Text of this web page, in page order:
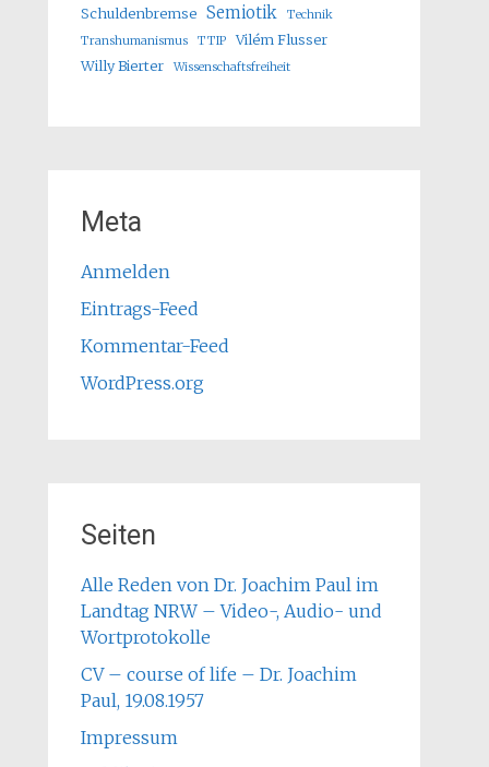
Schuldenbremse Semiotik
Technik
Transhumanismus
TTIP
Vilém Flusser
Willy Bierter
Wissenschaftsfreiheit
Meta
Anmelden
Eintrags-Feed
Kommentar-Feed
WordPress.org
Seiten
Alle Reden von Dr. Joachim Paul im
Landtag NRW – Video-, Audio- und
Wortprotokolle
CV – course of life – Dr. Joachim
Paul, 19.08.1957
Impressum